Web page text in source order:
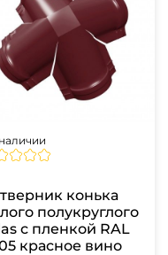
конька
полукруглого
с пленкой RAL
красное вино